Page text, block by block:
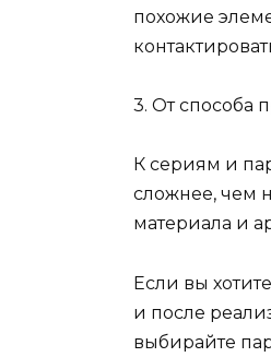
похожие
3. От способа
К сериям и
сложнее, чем
материала и
Если вы
и после
выбирайте